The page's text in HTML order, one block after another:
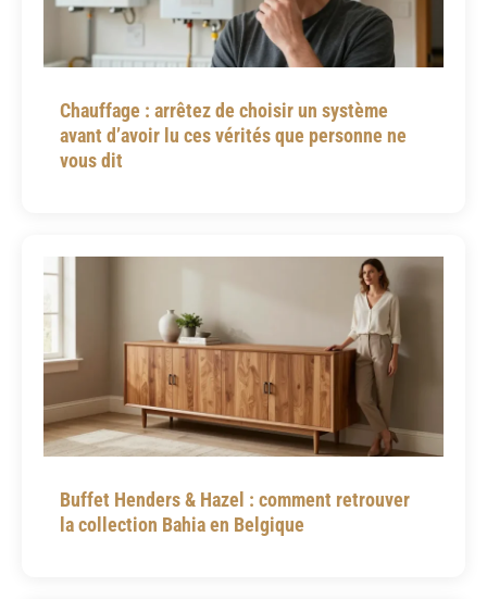
Chauffage : arrêtez de choisir un système
avant d’avoir lu ces vérités que personne ne
vous dit
Buffet Henders & Hazel : comment retrouver
la collection Bahia en Belgique